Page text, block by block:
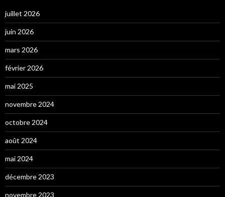
juillet 2026
juin 2026
mars 2026
février 2026
mai 2025
novembre 2024
octobre 2024
août 2024
mai 2024
décembre 2023
novembre 2023